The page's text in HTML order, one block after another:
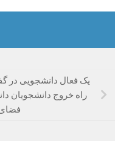
یک فعال دانشجویی در
راه خروج دانشجویان